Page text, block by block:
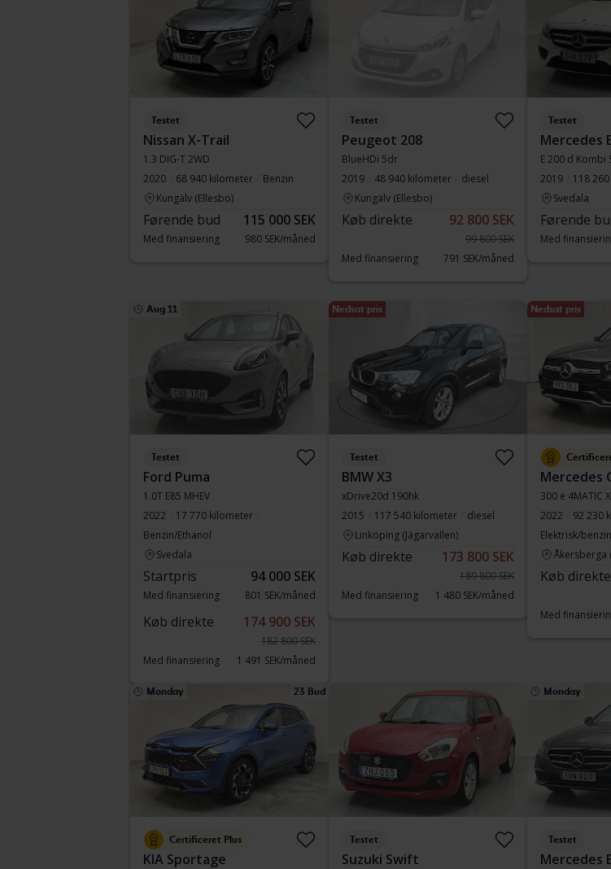
Testet
Nissan X-Trail
1.3 DIG-T 2WD
2020
68 940 kilometer
Benzin
Kungälv (Ellesbo)
Førende bud 115 000 SEK
Med finansiering 980 SEK/måned
Testet
Peugeot 208
BlueHDi 5dr
2019
48 940 kilometer
diesel
Kungälv (Ellesbo)
Køb direkte 92 800 SEK
99 800 SEK
Med finansiering
791 SEK/måned
Testet
Mercedes
E 200 d Kombi
2019
118
Svedala
Førende
Med
Aug 11
Testet
Ford Puma
1.0T E85 MHEV
2022
17 770 kilometer
Benzin/Ethanol
Svedala
Startpris 94 000 SEK
Med finansiering 801 SEK/måned
Køb direkte 174 900 SEK
182 800 SEK
Med finansiering
1 491 SEK/måned
Nedsat pris
Testet
BMW X3
xDrive20d 190hk
2015
117 540 kilometer
diesel
Linköping (Jägarvallen)
Køb direkte 173 800 SEK
189 800 SEK
Med finansiering
1 480 SEK/måned
Nedsat pris
Mercedes
300 e 4MATIC
2022
92 230
Elektrisk/benzin
Åkersberga
Køb direkte
Med
Monday 23 Bud
Certificeret Plus
KIA Sportage
Testet
Suzuki Swift
Monday
Testet
Mercedes